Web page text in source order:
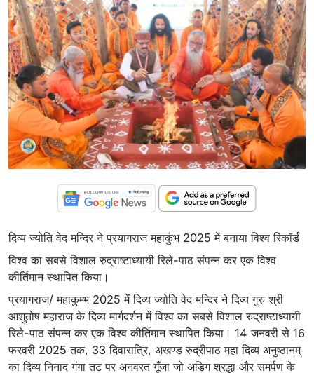
दिव्य ज्योति वेद मन्दिर ने प्रयागराज महाकुंभ 2025 में बनाया विश्व रिकॉर्ड
विश्व का सबसे विशाल रुद्राष्टाध्यायी रिले-पाठ संपन्न कर एक विश्व
कीर्तिमान स्थापित किया।
प्रयागराज/ महाकुम्भ 2025 में दिव्य ज्योति वेद मन्दिर ने दिव्य गुरु श्री
आशुतोष महाराज के दिव्य मार्गदर्शन में विश्व का सबसे विशाल रुद्राष्टाध्यायी
रिले-पाठ संपन्न कर एक विश्व कीर्तिमान स्थापित किया। 14 जनवरी से 16
फरवरी 2025 तक, 33 दिवारात्रि, अखण्ड रुद्रीपाठ महा दिव्य अनुष्ठानम्
का दिव्य निनाद गंगा तट पर अनवरत गूँजा जो अडिग श्रद्धा और समर्पण के